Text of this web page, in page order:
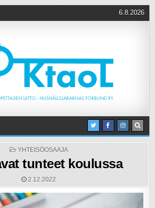
6.8.2026
POSTED
YHTEISÖOSAAJA
tunteet koulussa
2.12.2022